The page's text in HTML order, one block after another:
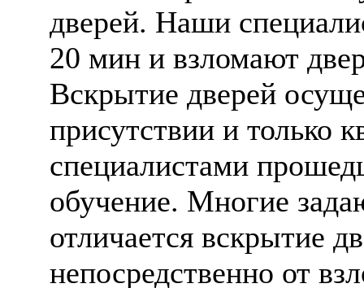
дверей. Наши
20 мин и взломают
Вскрытие дверей
присутствии и только
специалистами
обучение. Многие
отличается вскрытие
непосредственно от